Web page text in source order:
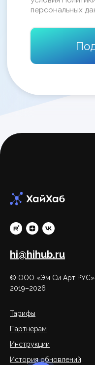
hi@hihub.ru
© ООО «Эм Си Арт РУС»,
2019–2026
Тарифы
Партнерам
Инструкции
История обновлений